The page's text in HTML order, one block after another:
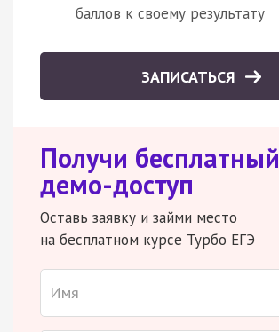
баллов к своему результату
ЗАПИСАТЬСЯ
Получи бесплатный
демо-доступ
Оставь заявку и займи место
на бесплатном курсе Турбо ЕГЭ